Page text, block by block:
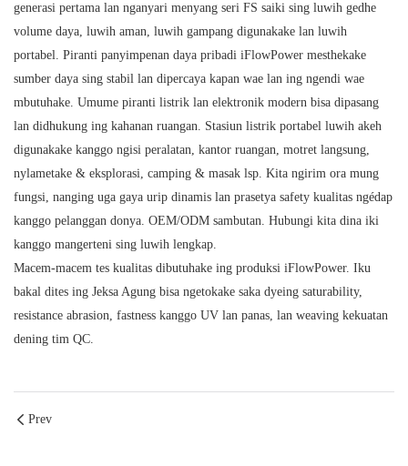
generasi pertama lan nganyari menyang seri FS saiki sing luwih gedhe
volume daya, luwih aman, luwih gampang digunakake lan luwih
portabel. Piranti panyimpenan daya pribadi iFlowPower mesthekake
sumber daya sing stabil lan dipercaya kapan wae lan ing ngendi wae
mbutuhake. Umume piranti listrik lan elektronik modern bisa dipasang
lan didhukung ing kahanan ruangan. Stasiun listrik portabel luwih akeh
digunakake kanggo ngisi peralatan, kantor ruangan, motret langsung,
nylametake & eksplorasi, camping & masak lsp. Kita ngirim ora mung
fungsi, nanging uga gaya urip dinamis lan prasetya safety kualitas ngédap
kanggo pelanggan donya. OEM/ODM sambutan. Hubungi kita dina iki
kanggo mangerteni sing luwih lengkap.
Macem-macem tes kualitas dibutuhake ing produksi iFlowPower. Iku
bakal dites ing Jeksa Agung bisa ngetokake saka dyeing saturability,
resistance abrasion, fastness kanggo UV lan panas, lan weaving kekuatan
dening tim QC.
Prev